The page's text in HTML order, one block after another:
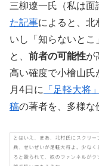
三柳遼一氏（私は
た記事によると、北
いし「知らないと
と、 前者の可能性が
高い確度で小檜山
月4日に
「足軽大将
稿の著者を、多様な